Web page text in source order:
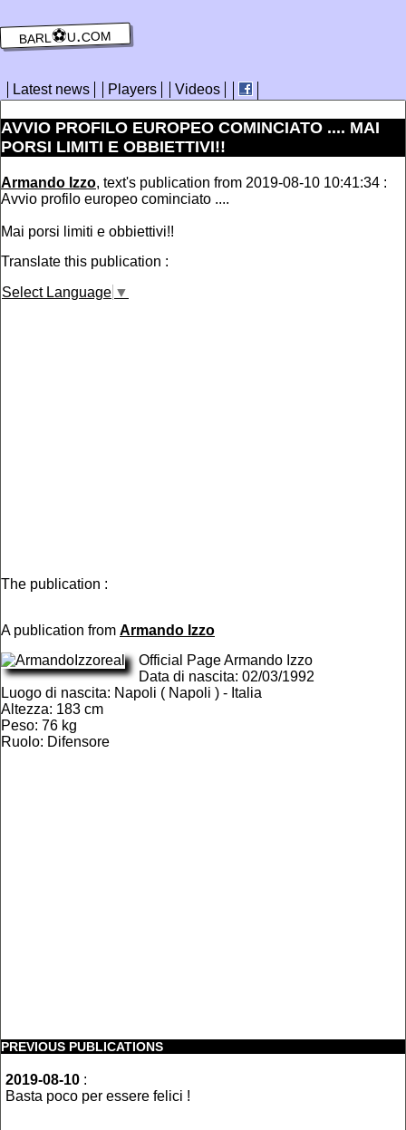
barl⚽️u.com
Latest news Players Videos
AVVIO PROFILO EUROPEO COMINCIATO .... MAI
PORSI LIMITI E OBBIETTIVI!!
Armando Izzo, text's publication from 2019-08-10 10:41:34 :
Avvio profilo europeo cominciato ....
Mai porsi limiti e obbiettivi!!
Translate this publication :
Select Language ▼
The publication :
A publication from Armando Izzo
Official Page Armando Izzo
Data di nascita: 02/03/1992
Luogo di nascita: Napoli ( Napoli ) - Italia
Altezza: 183 cm
Peso: 76 kg
Ruolo: Difensore
PREVIOUS PUBLICATIONS
2019-08-10 :
Basta poco per essere felici !